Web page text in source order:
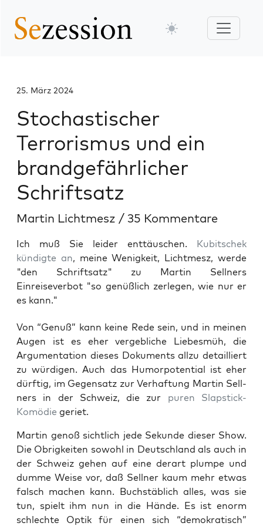
25. März 2024
Stochastischer
Terrorismus und ein
brandgefährlicher
Schriftsatz
Martin Lichtmesz / 35 Kommentare
Ich muß Sie leider enttäuschen. Kubitschek
kündigte an, meine Wenigkeit, Lichtmesz, werde
"den Schriftsatz" zu Martin Sellners
Einreiseverbot "so genüßlich zerlegen, wie nur er
es kann."
Von “Genuß” kann kei­ne Rede sein, und in mei­nen
Augen ist es eher ver­geb­li­che Lie­bes­müh, die
Argu­men­ta­ti­on die­ses Doku­ments all­zu detail­liert
zu wür­di­gen. Auch das Humor­po­ten­ti­al ist eher
dürf­tig, im Gegen­satz zur Ver­haf­tung Mar­tin Sell­
ners in der Schweiz, die zur puren Slap­stick-
Komö­die geriet.
Mar­tin genoß sicht­lich jede Sekun­de die­ser Show.
Die Obrig­kei­ten sowohl in Deutsch­land als auch in
der Schweiz gehen auf eine der­art plum­pe und
dum­me Wei­se vor, daß Sell­ner kaum mehr etwas
falsch machen kann. Buch­stäb­lich alles, was sie
tun, spielt ihm nun in die Hän­de. Es ist enorm
schlech­te Optik für einen sich “demo­kra­tisch”